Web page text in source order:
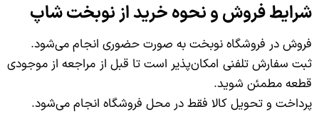
شرایط فروش و نحوه خرید از نوبخت شاپ
فروش در فروشگاه نوبخت به صورت حضوری انجام می‌شود.
ثبت سفارش تلفنی امکان‌پذیر است تا قبل از مراجعه از موجودی
قطعه مطمئن شوید.
پرداخت و تحویل کالا فقط در محل فروشگاه انجام می‌شود.